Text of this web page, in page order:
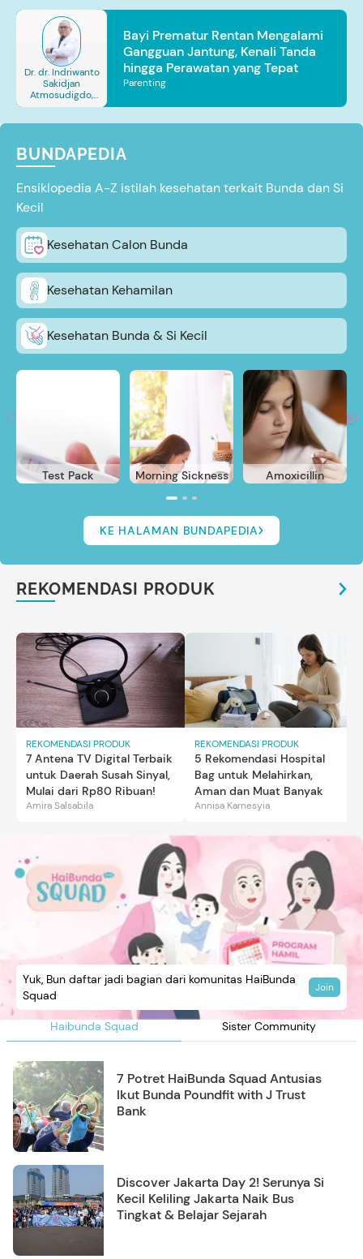
Dr. dr. Indriwanto
Sakidjan
Atmosudigdo,
Sp.JP(K). MARS
Bayi Prematur Rentan Mengalami
Gangguan Jantung, Kenali Tanda
hingga Perawatan yang Tepat
Parenting
BUNDAPEDIA
Ensiklopedia A-Z istilah kesehatan terkait Bunda dan Si
Kecil
Kesehatan Calon Bunda
Kesehatan Kehamilan
Kesehatan Bunda & Si Kecil
Test Pack Morning Sickness Amoxicillin
KE HALAMAN BUNDAPEDIA
REKOMENDASI PRODUK
REKOMENDASI PRODUK
7 Antena TV Digital Terbaik
untuk Daerah Susah Sinyal,
Mulai dari Rp80 Ribuan!
Amira Salsabila
REKOMENDASI PRODUK
5 Rekomendasi Hospital
Bag untuk Melahirkan,
Aman dan Muat Banyak
Annisa Karnesyia
Haibunda Squad Sister Community
Yuk, Bun daftar jadi bagian dari komunitas HaiBunda
Squad
Join
7 Potret HaiBunda Squad Antusias
Ikut Bunda Poundfit with J Trust
Bank
Discover Jakarta Day 2! Serunya Si
Kecil Keliling Jakarta Naik Bus
Tingkat & Belajar Sejarah